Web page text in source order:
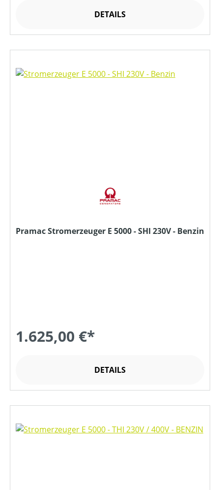
DETAILS
Pramac Stromerzeuger E 5000 - SHI 230V - Benzin
1.625,00 €*
DETAILS